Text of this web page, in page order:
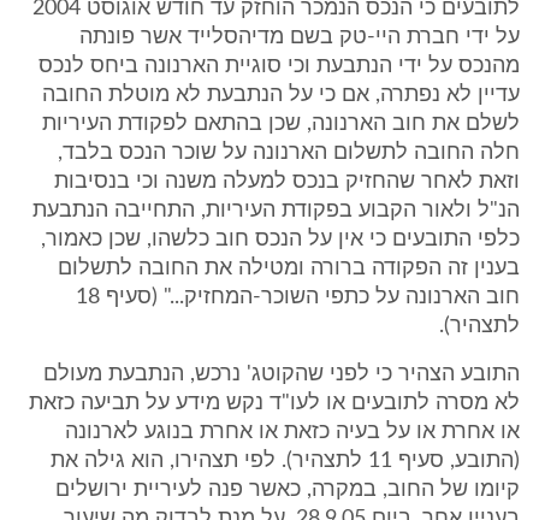
לתובעים כי הנכס הנמכר הוחזק עד חודש אוגוסט 2004
על ידי חברת היי-טק בשם מדיהסלייד אשר פונתה
מהנכס על ידי הנתבעת וכי סוגיית הארנונה ביחס לנכס
עדיין לא נפתרה, אם כי על הנתבעת לא מוטלת החובה
לשלם את חוב הארנונה, שכן בהתאם לפקודת העיריות
חלה החובה לתשלום הארנונה על שוכר הנכס בלבד,
וזאת לאחר שהחזיק בנכס למעלה משנה וכי בנסיבות
הנ"ל ולאור הקבוע בפקודת העיריות, התחייבה הנתבעת
כלפי התובעים כי אין על הנכס חוב כלשהו, שכן כאמור,
בענין זה הפקודה ברורה ומטילה את החובה לתשלום
חוב הארנונה על כתפי השוכר-המחזיק..." (סעיף 18
לתצהיר).
התובע הצהיר כי לפני שהקוטג' נרכש, הנתבעת מעולם
לא מסרה לתובעים או לעו"ד נקש מידע על תביעה כזאת
או אחרת או על בעיה כזאת או אחרת בנוגע לארנונה
(התובע, סעיף 11 לתצהיר). לפי תצהירו, הוא גילה את
קיומו של החוב, במקרה, כאשר פנה לעיריית ירושלים